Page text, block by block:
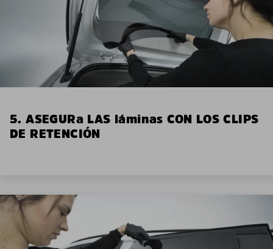
5. ASEGURa LAS láminas CON LOS CLIPS
DE RETENCIÓN